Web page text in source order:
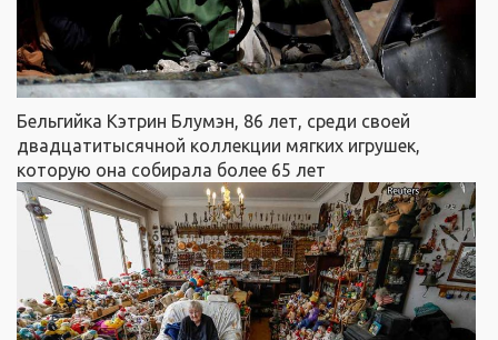
Бельгийка Кэтрин Блумэн, 86 лет, среди своей
двадцатитысячной коллекции мягких игрушек,
которую она собирала более 65 лет